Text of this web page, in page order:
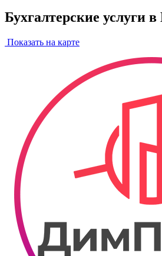
Бухгалтерские услуги в
Показать на карте